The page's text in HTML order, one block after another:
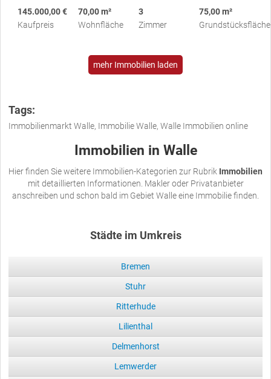
145.000,00 €
Kaufpreis
70,00 m²
Wohnfläche
3
Zimmer
75,00 m²
Grundstücksfläche
mehr Immobilien laden
Tags:
Immobilienmarkt Walle, Immobilie Walle, Walle Immobilien online
Immobilien in Walle
Hier finden Sie weitere Immobilien-Kategorien zur Rubrik Immobilien
mit detaillierten Informationen. Makler oder Privatanbieter
anschreiben und schon bald im Gebiet Walle eine Immobilie finden.
Städte im Umkreis
Bremen
Stuhr
Ritterhude
Lilienthal
Delmenhorst
Lemwerder